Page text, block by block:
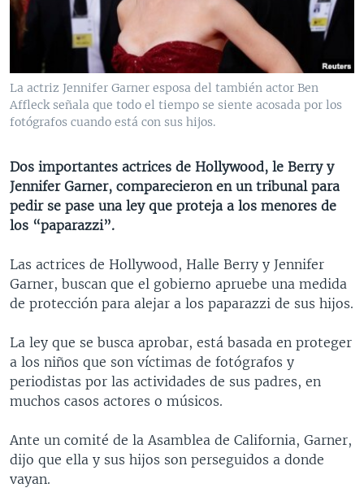
VENEZUELA
NICARAGUA
ECONOMÍA
ENTRETENIMIENTO Y CULTURA
TECNOLOGÍA
DEPORTES
CIENCIA Y SALUD
MULTIMEDIA
FOTOGRAFÍA
AUDIOS
PROGRAMAS TV
EL MUNDO AL DÍA
FORO INTERAMERICANO
VISIÓN 360
LAS CLAVES
PANORAMA
RADIO
AVANCE INFORMATIVO
AUDIONOTICIAS
BUENOS DÍAS AMÉRICA
ESTADOS UNIDOS AL DÍA
EL MUNDO AL DÍA [RADIO]
DEPORTIVO INTERNACIONAL
NOTA ECONÓMICA
ENTRETENIMIENTO
DIRECT
DOCUMENTALES DE LA VOA
Learning English
SÍGANOS
Idiomas
La actriz Jennifer Garner esposa del también actor Ben
Affleck señala que todo el tiempo se siente acosada por los
fotógrafos cuando está con sus hijos.
Dos importantes actrices de Hollywood, le Berry y
Jennifer Garner, comparecieron en un tribunal para
pedir se pase una ley que proteja a los menores de
los “paparazzi”.
Las actrices de Hollywood, Halle Berry y Jennifer
Garner, buscan que el gobierno apruebe una medida
de protección para alejar a los paparazzi de sus hijos.
La ley que se busca aprobar, está basada en proteger
a los niños que son víctimas de fotógrafos y
periodistas por las actividades de sus padres, en
muchos casos actores o músicos.
Ante un comité de la Asamblea de California, Garner,
dijo que ella y sus hijos son perseguidos a donde
vayan.